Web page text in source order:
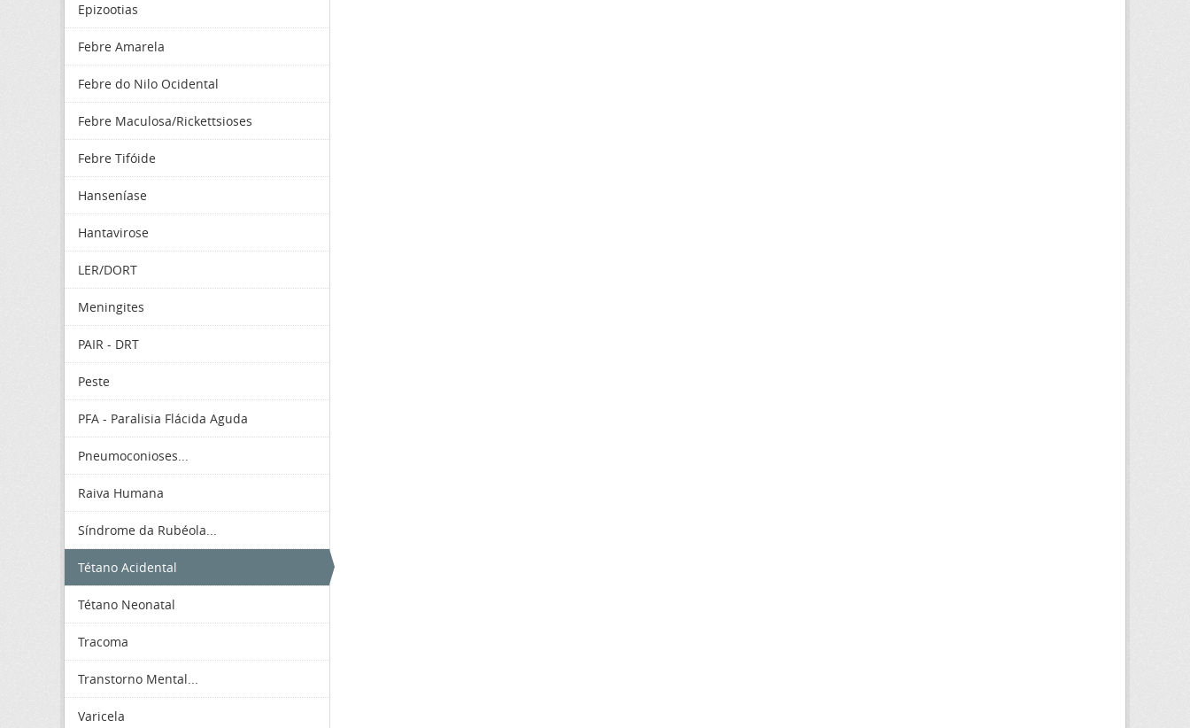
Epizootias
Febre Amarela
Febre do Nilo Ocidental
Febre Maculosa/Rickettsioses
Febre Tifóide
Hanseníase
Hantavirose
LER/DORT
Meningites
PAIR - DRT
Peste
PFA - Paralisia Flácida Aguda
Pneumoconioses...
Raiva Humana
Síndrome da Rubéola...
Tétano Acidental
Tétano Neonatal
Tracoma
Transtorno Mental...
Varicela